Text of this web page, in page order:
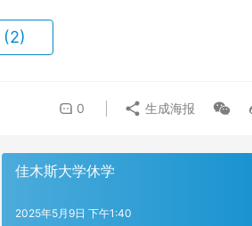
(2)
0 生成海报
佳木斯大学休学
2025年5月9日 下午1:40